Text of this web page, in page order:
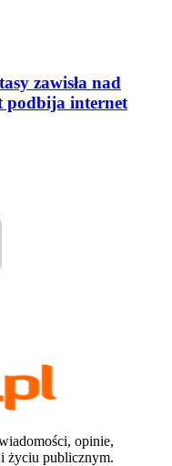
zawisła nad
podbija internet
opinie,
życiu publicznym.